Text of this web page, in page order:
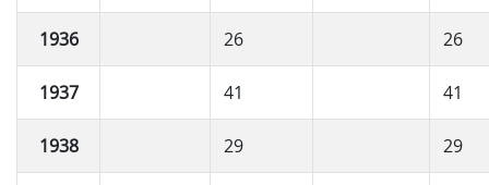
1936 26 26
1937 41 41
1938 29 29